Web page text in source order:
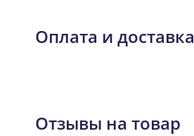
Оплата и доставка
Отзывы на товар